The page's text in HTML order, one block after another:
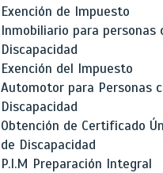
Exención de Impuesto
Inmobiliario para personas
Discapacidad
Exención del Impuesto
Automotor para Personas
Discapacidad
Obtención de Certificado
de Discapacidad
P.I.M Preparación Integral